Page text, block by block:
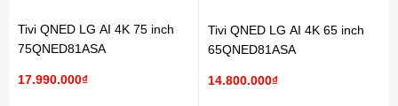
Tivi QNED LG AI 4K 75 inch
75QNED81ASA
17.990.000₫
Tivi QNED LG AI 4K 65 inch
65QNED81ASA
14.800.000₫